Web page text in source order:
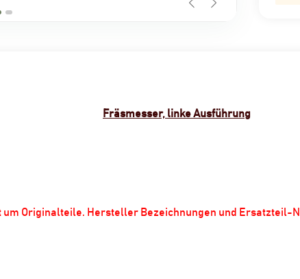
Fräsmesser, linke Ausführung
um Originalteile. Hersteller Bezeichnungen und